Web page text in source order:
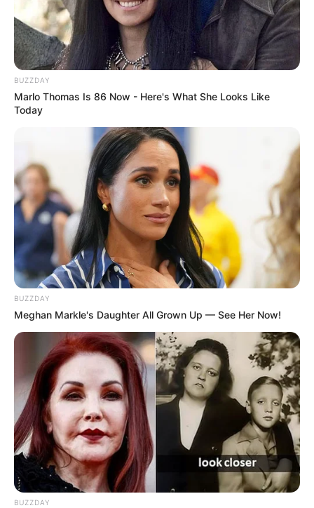
BUZZDAY
Marlo Thomas Is 86 Now - Here's What She Looks Like
Today
BUZZDAY
Meghan Markle's Daughter All Grown Up — See Her Now!
BUZZDAY